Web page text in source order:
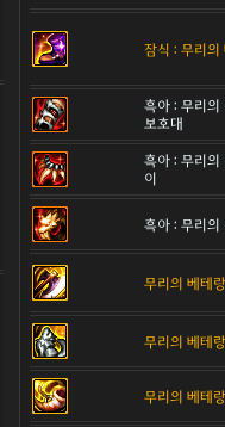
잠식 : 무리의
흑아 : 무리의
보호대
흑아 : 무리의
이
흑아 : 무리의
무리의 베테
무리의 베테
무리의 베테